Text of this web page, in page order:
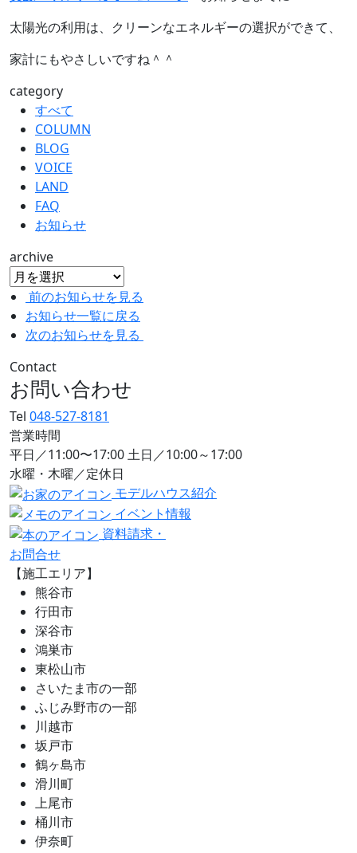
太陽光の利用は、クリーンなエネルギーの選択ができて、
家計にもやさしいですね＾＾
category
すべて
COLUMN
BLOG
VOICE
LAND
FAQ
お知らせ
archive
前のお知らせを見る
お知らせ一覧に戻る
次のお知らせを見る
Contact
お問い合わせ
Tel 048-527-8181
営業時間
平日／11:00〜17:00 土日／10:00～17:00
水曜・木曜／定休日
モデルハウス紹介
イベント情報
資料請求・
お問合せ
【施工エリア】
熊谷市
行田市
深谷市
鴻巣市
東松山市
さいたま市の一部
ふじみ野市の一部
川越市
坂戸市
鶴ヶ島市
滑川町
上尾市
桶川市
伊奈町